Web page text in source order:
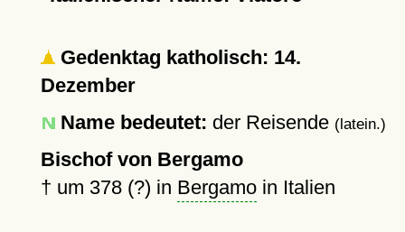
Gedenktag katholisch: 14.
Dezember
Name bedeutet: der Reisende (latein.)
Bischof von Bergamo
† um 378 (?) in Bergamoin Italien